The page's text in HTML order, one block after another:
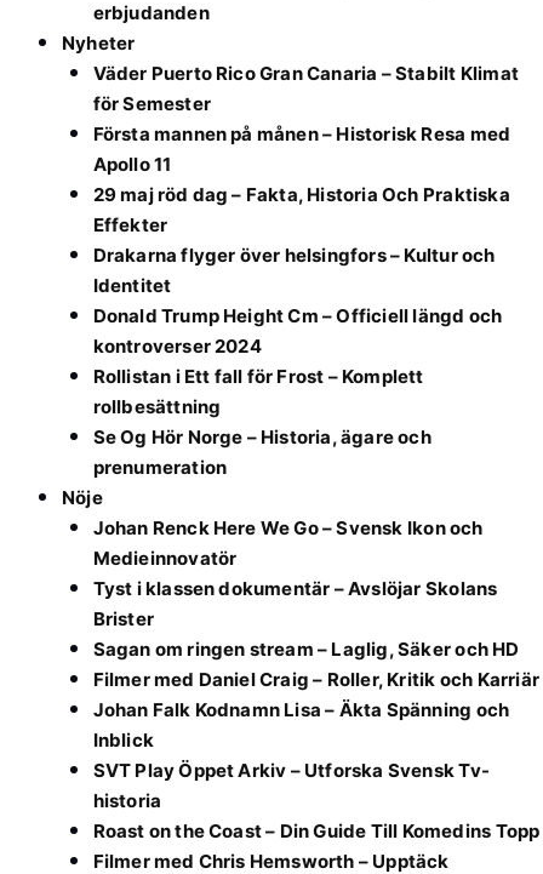
erbjudanden
Nyheter
Väder Puerto Rico Gran Canaria – Stabilt Klimat
för Semester
Första mannen på månen – Historisk Resa med
Apollo 11
29 maj röd dag – Fakta, Historia Och Praktiska
Effekter
Drakarna flyger över helsingfors – Kultur och
Identitet
Donald Trump Height Cm – Officiell längd och
kontroverser 2024
Rollistan i Ett fall för Frost – Komplett
rollbesättning
Se Og Hör Norge – Historia, ägare och
prenumeration
Nöje
Johan Renck Here We Go – Svensk Ikon och
Medieinnovatör
Tyst i klassen dokumentär – Avslöjar Skolans
Brister
Sagan om ringen stream – Laglig, Säker och HD
Filmer med Daniel Craig – Roller, Kritik och Karriär
Johan Falk Kodnamn Lisa – Äkta Spänning och
Inblick
SVT Play Öppet Arkiv – Utforska Svensk Tv-
historia
Roast on the Coast – Din Guide Till Komedins Topp
Filmer med Chris Hemsworth – Upptäck